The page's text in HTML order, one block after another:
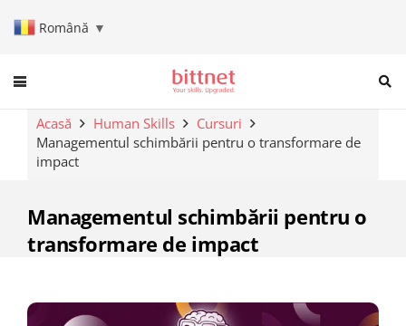
Română ▼
When autocomplete results
Acasă Human Skills
Cursuri
Managementul schimbării pentru o transformare de
impact
Managementul schimbării pentru o
transformare de impact